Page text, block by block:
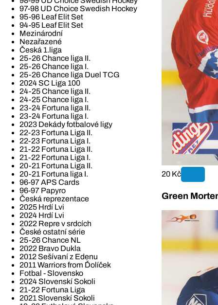
97-98 UD Choice Swedish Hockey
95-96 Leaf Elit Set
94-95 Leaf Elit Set
Mezinárodní
Nezařazené
Česká 1.liga
25-26 Chance liga II.
25-26 Chance liga I.
25-26 Chance liga Duel TCG
2024 SC Liga 100
24-25 Chance liga II.
24-25 Chance liga I.
23-24 Fortuna liga II.
23-24 Fortuna liga I.
2023 Dekády fotbalové ligy
22-23 Fortuna Liga II.
22-23 Fortuna Liga I.
21-22 Fortuna Liga II.
21-22 Fortuna Liga I.
20-21 Fortuna Liga II.
20-21 Fortuna liga I.
96-97 APS Cards
96-97 Papyro
Česká reprezentace
2025 Hrdí Lvi
2024 Hrdí Lvi
2022 Repre v srdcích
České ostatní série
25-26 Chance NL
2022 Bravo Dukla
2012 Sešívaní z Edenu
2011 Warriors from Ďolíček
Fotbal - Slovensko
2024 Slovenskí Sokoli
21-22 Fortuna Liga
2021 Slovenskí Sokoli
20 Kč
Green